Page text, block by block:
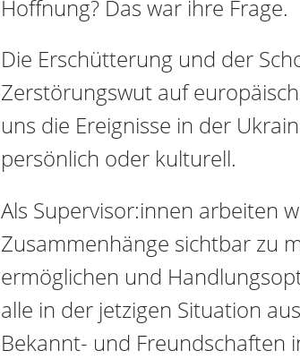
Hoffnung? Das war ihre Frage.
Die Erschütterung und der
Zerstörungswut auf
uns die Ereignisse in der
persönlich oder kulturell.
Als Supervisor:innen arbeiten
Zusammenhänge sichtbar zu
ermöglichen und
alle in der jetzigen Situation
Bekannt- und Freundschaften